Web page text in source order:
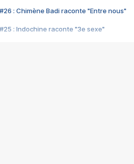
#26 : Chimène Badi raconte "Entre nous"
#25 : Indochine raconte "3e sexe"